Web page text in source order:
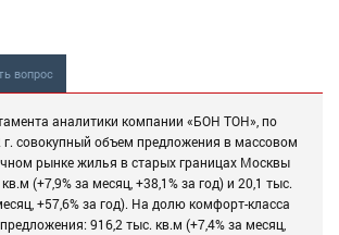
вопрос
аналитики компании «БОН ТОН», по
совокупный объем предложения в массовом
рынке жилья в старых границах Москвы
(+7,9% за месяц, +38,1% за год) и 20,1 тыс.
+57,6% за год). На долю комфорт-класса
916,2 тыс. кв.м (+7,4% за месяц,